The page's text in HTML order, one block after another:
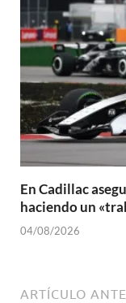
En Cadillac
haciendo un
04/08/2026
ARTÍCULO